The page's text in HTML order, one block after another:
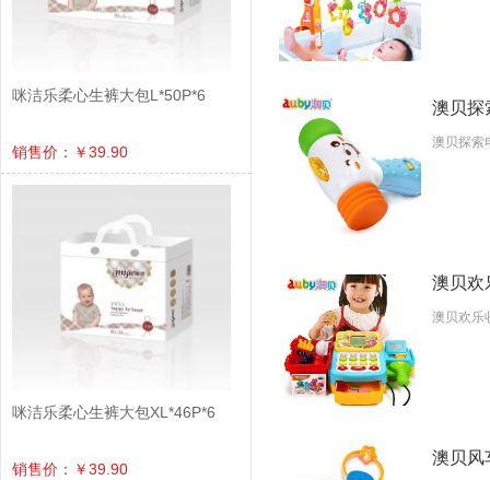
澳贝探
澳贝探索
澳贝欢
澳贝欢乐
澳贝
咪洁乐柔心生裤大包L*50P*6
销售价：￥39.90
咪洁乐柔心生裤大包XL*46P*6
销售价：￥39.90